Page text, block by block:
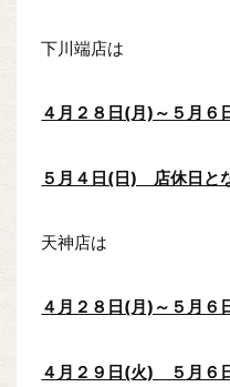
下川端店は
４月２８日(月)～５月６
５月４日(日) 店休日と
天神店は
４月２８日(月)～５月６
４月２９日(火) ５月６